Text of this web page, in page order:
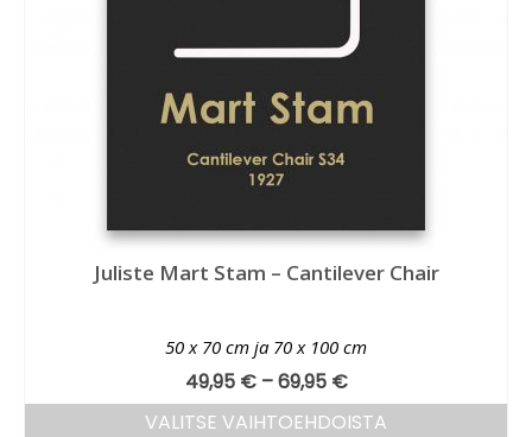
Juliste Mart Stam – Cantilever Chair
50 x 70 cm ja 70 x 100 cm
49,95 € –69,95 €
VALITSE VAIHTOEHDOISTA